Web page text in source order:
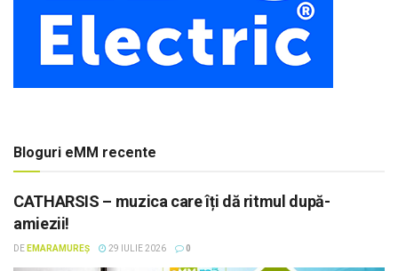
Bloguri eMM recente
CATHARSIS – muzica care îți dă ritmul după-
amiezii!
DE EMARAMUREȘ 29 IULIE 2026 0